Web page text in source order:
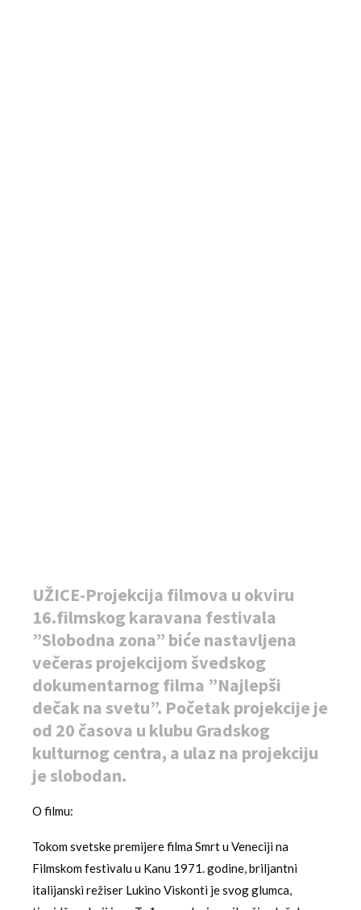
UŽICE-Projekcija filmova u okviru
16.filmskog karavana festivala
”Slobodna zona” biće nastavljena
večeras projekcijom švedskog
dokumentarnog filma ”Najlepši
dečak na svetu”. Početak projekcije je
od 20 časova u klubu Gradskog
kulturnog centra, a ulaz na projekciju
je slobodan.
O filmu:
Tokom svetske premijere filma Smrt u Veneciji na
Filmskom festivalu u Kanu 1971. godine, briljantni
italijanski režiser Lukino Viskonti je svog glumca,